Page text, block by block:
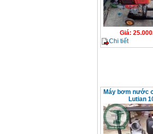
Giá:
Chi tiết
Máy bơm nước
Lutian